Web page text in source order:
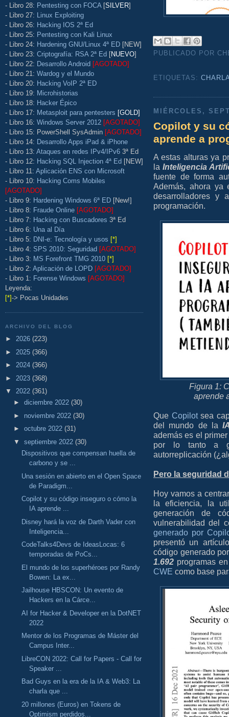
- Libro 28: Pentesting con FOCA [SILVER]
- Libro 27: Linux Exploiting
- Libro 26: Hacking IOS 2ª Ed
- Libro 25: Pentesting con Kali Linux
- Libro 24: Hardening GNU/Linux 4ª ED [NEW]
- Libro 23: Criptografía: RSA 2ª Ed [NUEVO]
- Libro 22: Desarrollo Android [AGOTADO]
- Libro 21: Wardog y el Mundo
- Libro 20: Hacking VoIP 2ª ED
- Libro 19: Microhistorias
- Libro 18: Hacker Épico
- Libro 17: Metasploit para pentesters [GOLD]
- Libro 16: Windows Server 2012 [AGOTADO]
- Libro 15: PowerShell SysAdmin [AGOTADO]
- Libro 14: Desarrollo Apps iPad & iPhone
- Libro 13: Ataques en redes IPv4/IPv6 3ª Ed
- Libro 12: Hacking SQL Injection 4ª Ed [NEW]
- Libro 11: Aplicación ENS con Microsoft
- Libro 10: Hacking Coms Mobiles
[AGOTADO]
- Libro 9: Hardening Windows 6ª ED [New!]
- Libro 8: Fraude Online [AGOTADO]
- Libro 7: Hacking con Buscadores 3ª Ed
- Libro 6: Una al Día
- Libro 5: DNI-e: Tecnología y usos [*]
- Libro 4: SPS 2010: Seguridad [AGOTADO]
- Libro 3: MS Forefront TMG 2010 [*]
- Libro 2: Aplicación de LOPD [AGOTADO]
- Libro 1: Forense Windows [AGOTADO]
Leyenda:
[*]-> Pocas Unidades
ARCHIVO DEL BLOG
► 2026 (223)
► 2025 (366)
► 2024 (366)
► 2023 (368)
▼ 2022 (361)
► diciembre 2022 (30)
► noviembre 2022 (30)
► octubre 2022 (31)
▼ septiembre 2022 (30)
Dispositivos que compensan huella de
carbono y se ...
Una sesión en abierto en el Open Space
de Paradigm...
Copilot y su código inseguro o cómo la
IA aprende ...
Disney hará la voz de Darth Vader con
Inteligencia...
CodeTalks4Devs de IdeasLocas: 6
temporadas de PoCs...
El mundo de los superhéroes por Randy
Bowen: La ex...
Jailhouse HBSCON: Un evento de
Hackers en la Cárce...
AI for Hacker & Developer en la DotNET
2022
Mentor de los Programas de Máster del
Campus Inter...
LibreCON 2022: Call for Papers - Call for
Speaker ...
Bad Guys en la era de la IA & Web3: La
charla que ...
20 millones (Euros) en Tokens de
Optimism perdidos...
PUBLICADO POR
ETIQUETAS:
MIÉRCOLES,
Copilot y su
aprende a
A estas alturas ya
laInteligencia
fuente de forma
Además, ahora ya
desarrolladores y
programación.
Figura 1:
aprende
Que Copilotsea
del mundo de la
además es el
por lo tanto a
autorreplicación
Pero la seguridad
Hoy vamos a
la eficiencia, la
generación de
vulnerabilidad del
generado por
presentó un
código generado
1.692 programas
CWE como base